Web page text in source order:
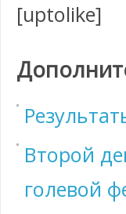
[uptolike]
Второй
голевой